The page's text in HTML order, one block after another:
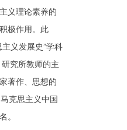
义理论素养的
极作用。此
义发展史”学科
究所教师的主
著作、思想的
克思主义中国
。